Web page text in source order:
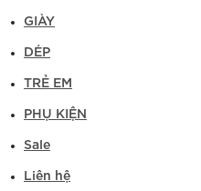
GIÀY
DÉP
TRẺ EM
PHỤ KIỆN
Sale
Liên hệ